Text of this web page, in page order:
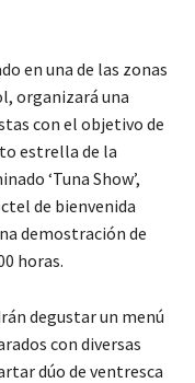
en una de las zonas
organizará una
con el objetivo de
estrella de la
‘Tuna Show’,
de bienvenida
demostración de
horas.
degustar un menú
con diversas
dúo de ventresca